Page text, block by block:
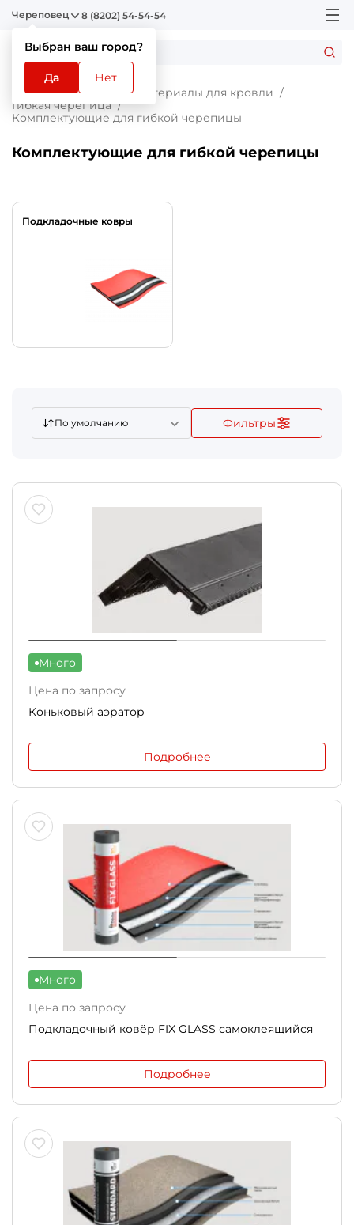
Череповец
Выбран ваш город?
Да Нет
8 (8202) 54-54-54
Главная Каталог
Материалы для кровли
Гибкая черепица
Комплектующие для гибкой черепицы
Комплектующие для гибкой черепицы
Подкладочные ковры
По умолчанию Фильтры
Много
Цена по запросу
Коньковый аэратор
Подробнее
Много
Цена по запросу
Подкладочный ковёр FIX GLASS самоклеящийся
Подробнее